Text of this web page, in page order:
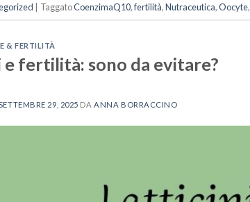
TaggatoCoenzimaQ10,fertilità,Nutraceutica,Oocyte,
& FERTILITÀ
fertilità: sono da evitare?
29, 2025 DAANNA BORRACCINO